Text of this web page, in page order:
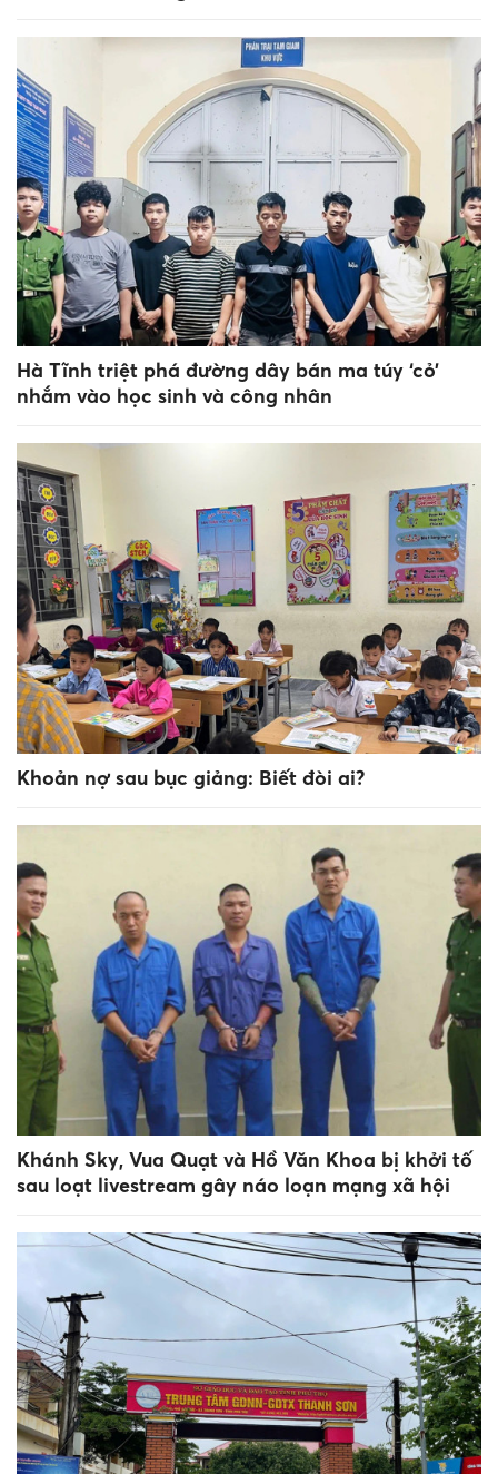
Hà Tĩnh triệt phá đường dây bán ma túy ‘cỏ’
nhắm vào học sinh và công nhân
Khoản nợ sau bục giảng: Biết đòi ai?
Khánh Sky, Vua Quạt và Hồ Văn Khoa bị khởi tố
sau loạt livestream gây náo loạn mạng xã hội